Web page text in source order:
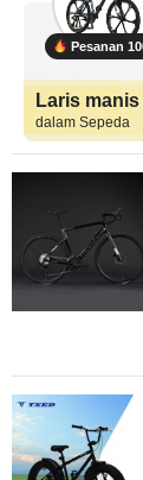
Pesanan
Laris
dalam Sepeda